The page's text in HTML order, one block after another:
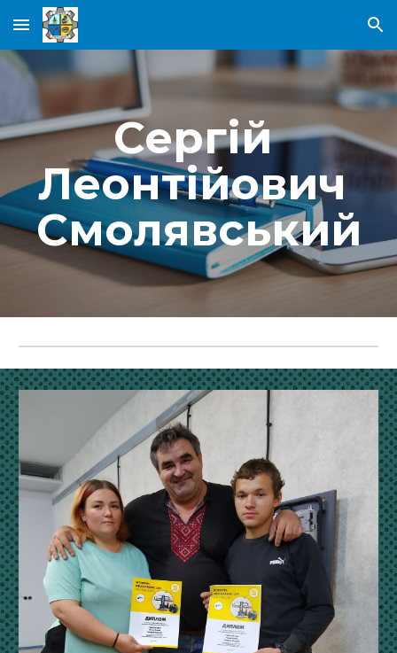
Skip to main content Skip to navigation
Сергій
Леонтійович
Смолявський